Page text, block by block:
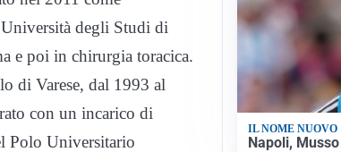
degli Studi di
e poi in chirurgia toracica.
di Varese, dal 1993 al
con un incarico di
Polo Universitario
IL NOME NUOVO
Napoli,